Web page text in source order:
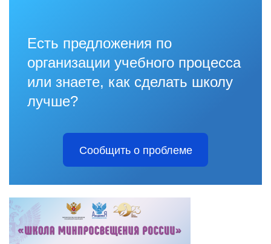
Есть предложения по
организации учебного процесса
или знаете, как сделать школу
лучше?
Сообщить о проблеме